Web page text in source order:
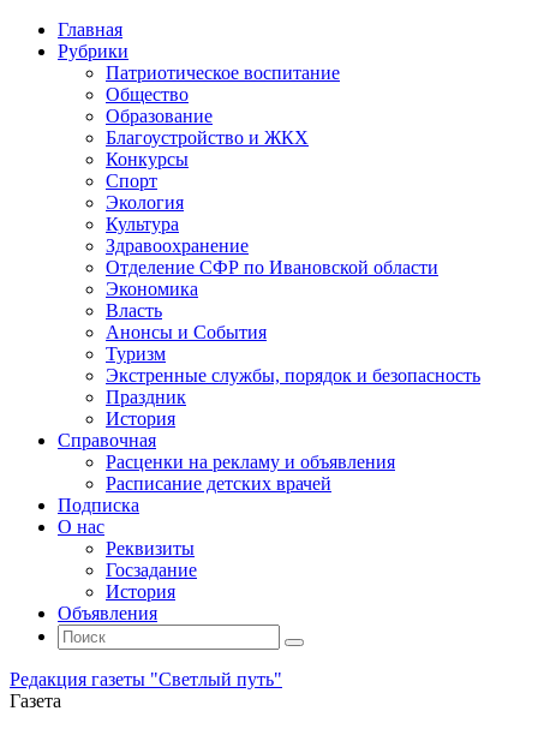
Главная
Рубрики
Патриотическое воспитание
Общество
Образование
Благоустройство и ЖКХ
Конкурсы
Спорт
Экология
Культура
Здравоохранение
Отделение СФР по Ивановской области
Экономика
Власть
Анонсы и События
Туризм
Экстренные службы, порядок и безопасность
Праздник
История
Справочная
Расценки на рекламу и объявления
Расписание детских врачей
Подписка
О нас
Реквизиты
Госзадание
История
Объявления
Поиск
Искать:
Поиск
Редакция газеты "Светлый путь"
Газета